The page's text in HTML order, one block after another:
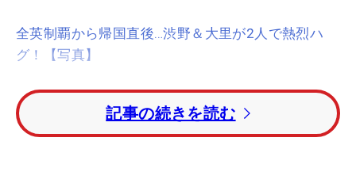
全英制覇から帰国直後…渋野＆大里が2人で熱烈ハ
グ！【写真】
丘陵コースの東名カントリークラブの感触を確かめ
た渋野は、まずアップダウンについて「嫌いではな
いかもしれない（笑）」と問題なしを強調。月曜日
記事の続きを読む